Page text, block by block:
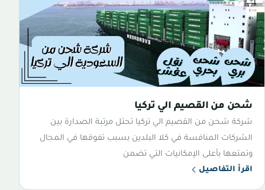
شحن من القصيم الي تركيا
شركة شحن من القصيم الي تركيا تحتل مرتبة الصدارة بين
الشركات المنافسة في كلا البلدين بسبب تفوقها في المجال
وتمتعها بأعلى الإمكانيات التي تضمن
اقرأ التفاصيل